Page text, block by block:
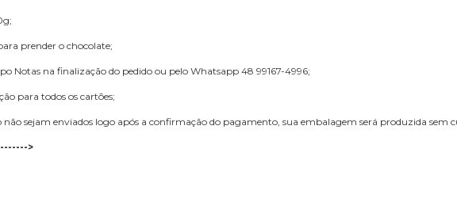
prender o chocolate;
Notas na finalização do pedido ou pelo Whatsapp 48 99167-4996;
para todos os cartões;
não sejam enviados logo após a confirmação do pagamento, sua embalagem será produzida sem
>